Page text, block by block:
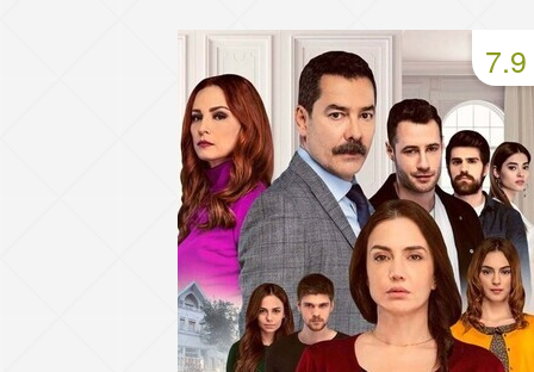
50 серия
51 серия
54 серия
55 серия
58 серия
59 серия
62 серия
63 серия
66 серия
67 серия
70 серия
71 серия
7.9